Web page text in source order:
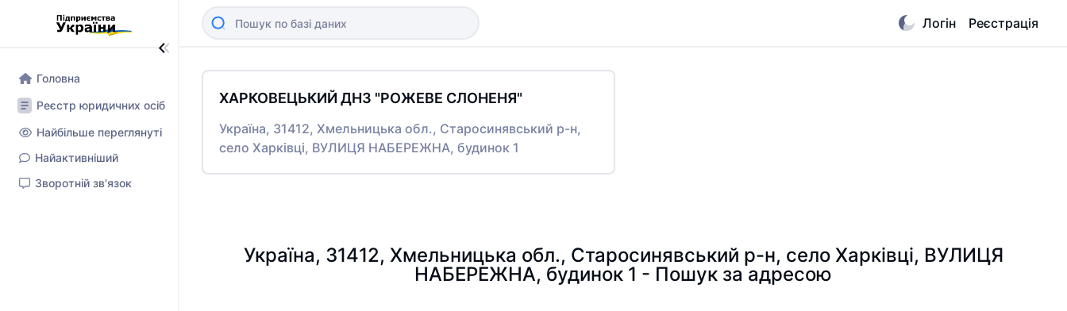
Головна
Реєстр юридичних осіб
Найбільше переглянуті
Найактивніший
Зворотній зв'язок
Логін Реєстрація
ХАРКОВЕЦЬКИЙ ДНЗ "РОЖЕВЕ СЛОНЕНЯ"
Україна, 31412, Хмельницька обл., Старосинявський р-н,
село Харківці, ВУЛИЦЯ НАБЕРЕЖНА, будинок 1
Україна, 31412, Хмельницька обл., Старосинявський р-н, село Харківці, ВУЛИЦЯ
НАБЕРЕЖНА, будинок 1 - Пошук за адресою